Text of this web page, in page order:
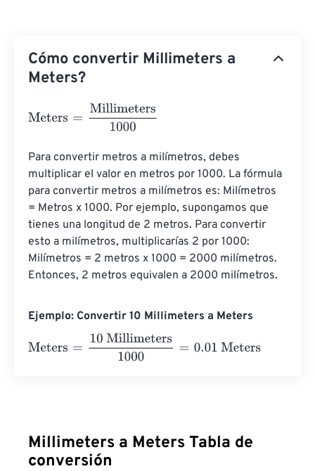
Cómo convertir Millimeters a
Meters?
Meters Millimeters1000
Para convertir metros a milímetros, debes
multiplicar el valor en metros por 1000. La fórmula
para convertir metros a milímetros es: Milímetros
= Metros x 1000. Por ejemplo, supongamos que
tienes una longitud de 2 metros. Para convertir
esto a milímetros, multiplicarías 2 por 1000:
Milímetros = 2 metros x 1000 = 2000 milímetros.
Entonces, 2 metros equivalen a 2000 milímetros.
Ejemplo: Convertir 10 Millimeters a Meters
Meters
10 Millimeters1000= 0.01 Meters
Millimeters a Meters Tabla de
conversión